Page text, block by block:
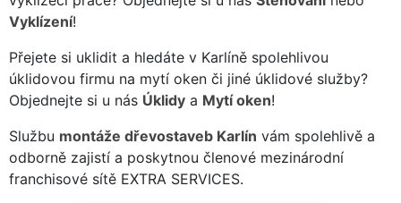
Vyklízení!
Přejete si uklidit a hledáte v Karlíně spolehlivou
úklidovou firmu na mytí oken či jiné úklidové služby?
Objednejte si u nás Úklidy a Mytí oken!
Službu montáže dřevostaveb Karlín vám spolehlivě a
odborně zajistí a poskytnou členové mezinárodní
franchisové sítě EXTRA SERVICES.